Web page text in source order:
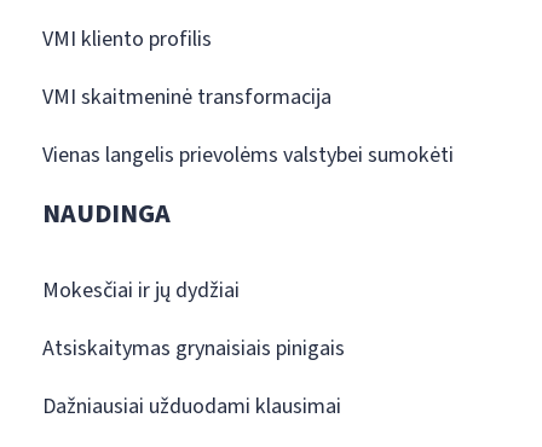
VMI kliento profilis
VMI skaitmeninė transformacija
Vienas langelis prievolėms valstybei sumokėti
NAUDINGA
Mokesčiai ir jų dydžiai
Atsiskaitymas grynaisiais pinigais
Dažniausiai užduodami klausimai